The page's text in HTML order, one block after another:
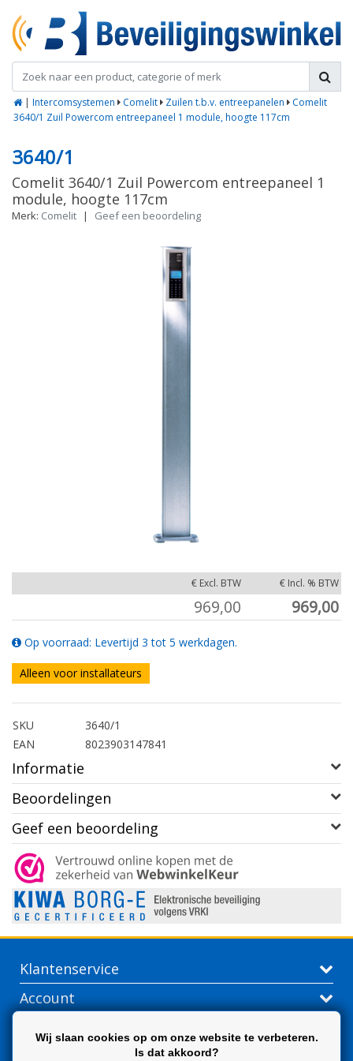
| Intercomsystemen Comelit Zuilen t.b.v. entreepanelen
Comelit
3640/1 Zuil Powercom entreepaneel 1 module, hoogte 117cm
3640/1
Comelit 3640/1 Zuil Powercom entreepaneel 1
module, hoogte 117cm
Merk: Comelit | Geef een beoordeling
€ Excl. BTW € Incl. % BTW
969,00 969,00
Op voorraad: Levertijd 3 tot 5 werkdagen.
Alleen voor installateurs
SKU
3640/1
EAN
8023903147841
Informatie
Beoordelingen
Geef een beoordeling
Klantenservice
Account
Wij slaan cookies op om onze website te verbeteren.
Is dat akkoord?